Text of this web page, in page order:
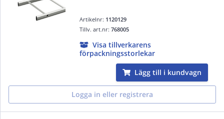
Artikelnr: 1120129
Tillv. art.nr:768005
Visa tillverkarens
förpackningsstorlekar
Lägg till i kundvagn
Logga in eller registrera